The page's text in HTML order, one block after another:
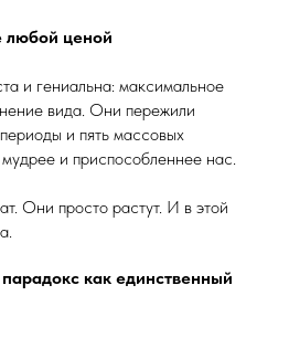
любой ценой
и гениальна: максимальное
вида. Они пережили
и пять массовых
и приспособленнее нас.
Они просто растут. И в этой
как единственный